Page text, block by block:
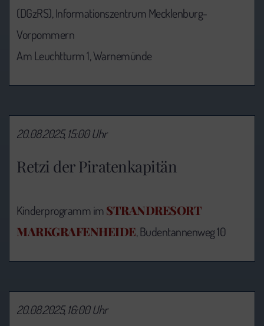
(DGzRS), Informationszentrum Mecklenburg-
Vorpommern
Am Leuchtturm 1, Warnemünde
Retzi der Piratenkapitän
20.08.2025, 15:00 Uhr
Kinderprogramm imSTRANDRESORT
MARKGRAFENHEIDE, Budentannenweg 10
20.08.2025, 16:00 Uhr